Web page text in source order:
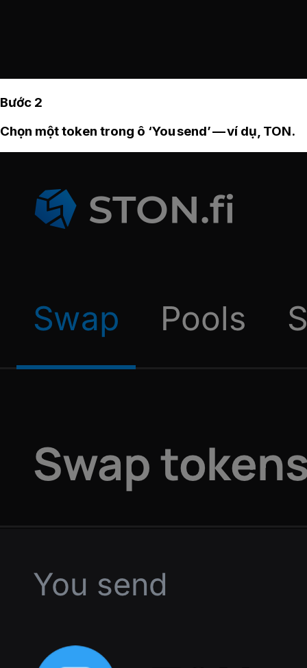
Bước 2
Chọn một token trong ô ‘You send’ — ví dụ, TON.